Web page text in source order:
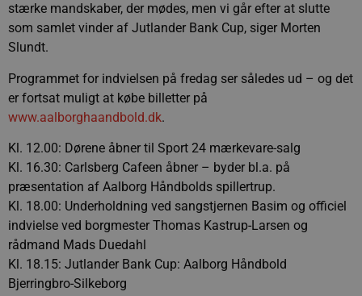
stærke mandskaber, der mødes, men vi går efter at slutte
som samlet vinder af Jutlander Bank Cup, siger Morten
Slundt.
Programmet for indvielsen på fredag ser således ud – og det
er fortsat muligt at købe billetter på
www.aalborghaandbold.dk.
Kl. 12.00: Dørene åbner til Sport 24 mærkevare-salg
Kl. 16.30: Carlsberg Cafeen åbner – byder bl.a. på
præsentation af Aalborg Håndbolds spillertrup.
Kl. 18.00: Underholdning ved sangstjernen Basim og officiel
indvielse ved borgmester Thomas Kastrup-Larsen og
rådmand Mads Duedahl
Kl. 18.15: Jutlander Bank Cup: Aalborg Håndbold 
Bjerringbro-Silkeborg